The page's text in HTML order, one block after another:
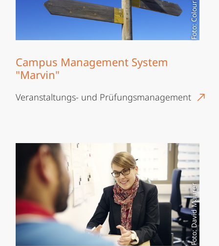
Campus Management System
"Marvin"
Veranstaltungs- und Prüfungsmanagement
Foto: David Maurer